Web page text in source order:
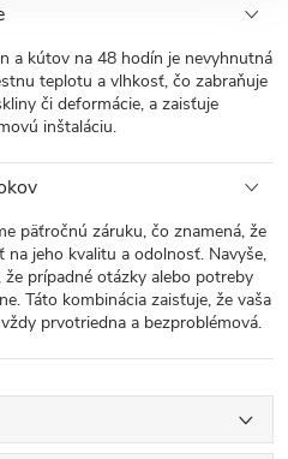
a kútov na 48 hodín je nevyhnutná
teplotu a vlhkosť, čo zabraňuje
či deformácie, a zaisťuje
inštaláciu.
päťročnú záruku, čo znamená, že
jeho kvalitu a odolnosť. Navyše,
prípadné otázky alebo potreby
Táto kombinácia zaisťuje, že vaša
prvotriedna a bezproblémová.